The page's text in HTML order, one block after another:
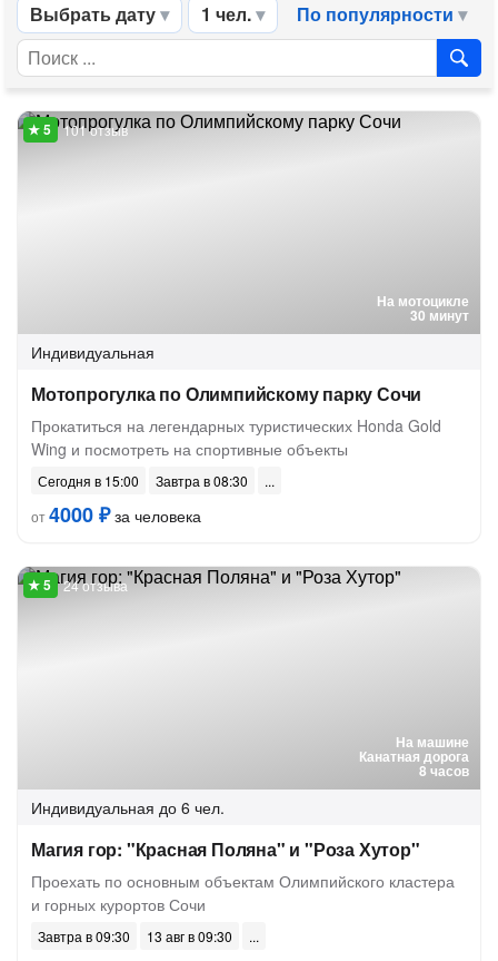
Выбрать дату 1 чел. По популярности
На мотоцикле
30 минут
101 отзыв
Индивидуальная
Мотопрогулка по Олимпийскому парку Сочи
Прокатиться на легендарных туристических Honda Gold
Wing и посмотреть на спортивные объекты
Сегодня в 15:00
Завтра в 08:30
от4000 ₽за человека
На машине
Канатная дорога
8 часов
24 отзыва
Индивидуальная до 6 чел.
Магия гор: "Красная Поляна" и "Роза Хутор"
Проехать по основным объектам Олимпийского кластера
и горных курортов Сочи
Завтра в 09:30
13 авг в 09:30